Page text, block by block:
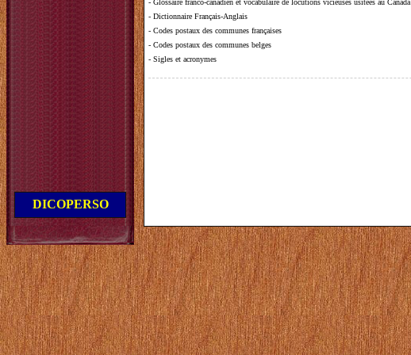
DICOPERSO
- Glossaire franco-canadien et vocabulaire de locutions vicieuses usitées au Canada
- Dictionnaire Français-Anglais
- Codes postaux des communes françaises
- Codes postaux des communes belges
- Sigles et acronymes